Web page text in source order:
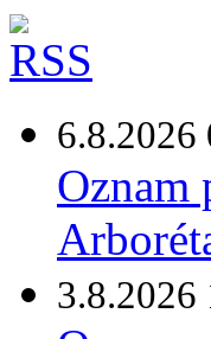
6.8.2026
Oznam
3.8.2026